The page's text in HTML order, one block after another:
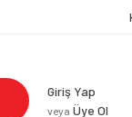
Giriş Yap
veya Üye Ol